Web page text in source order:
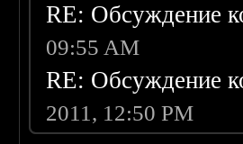
RE: Обсуждение
09:55 AM
RE: Обсуждение
2011, 12:50 PM